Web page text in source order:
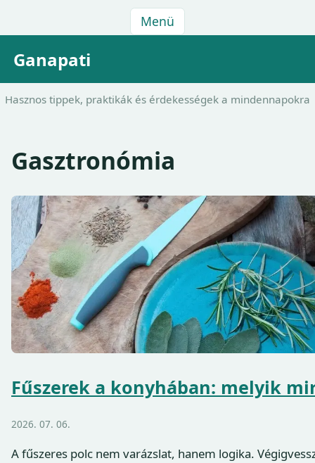
Menü
Ganapati
Hasznos tippek, praktikák és érdekességek a mindennapokra
Gasztronómia
Fűszerek a konyhában: melyik
2026. 07. 06.
A fűszeres polc nem varázslat, hanem logika.